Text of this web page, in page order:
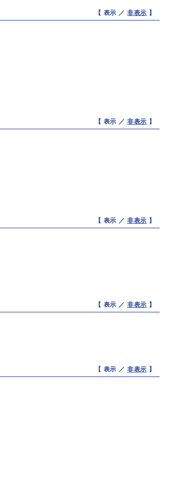
【 表示 ／ 非表示 】
【 表示 ／ 非表示 】
【 表示 ／ 非表示 】
【 表示 ／ 非表示 】
【 表示 ／ 非表示 】